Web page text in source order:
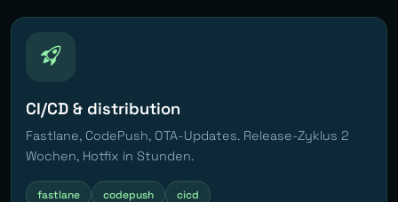
CI/CD & distribution
Fastlane, CodePush, OTA-Updates. Release-Zyklus 2
Wochen, Hotfix in Stunden.
fastlane codepush cicd